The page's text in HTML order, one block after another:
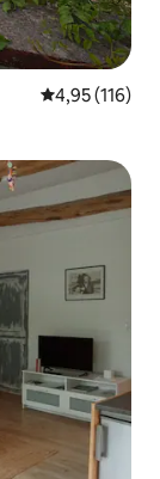
Keskmine
4,95 (116)